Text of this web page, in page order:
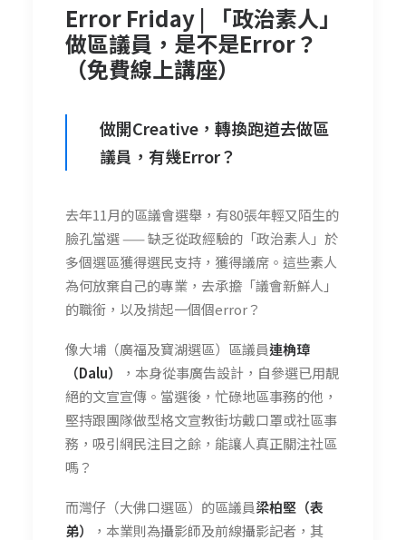
Error Friday | 「政治素人」
做區議員，是不是Error？
（免費線上講座）
做開Creative，轉換跑道去做區
議員，有幾Error？
去年11月的區議會選舉，有80張年輕又陌生的
臉孔當選 —— 缺乏從政經驗的「政治素人」於
多個選區獲得選民支持，獲得議席。這些素人
為何放棄自己的專業，去承擔「議會新鮮人」
的職銜，以及揹起一個個error？
像大埔（廣福及寶湖選區）區議員連桷璋
（Dalu）
，本身從事廣告設計，自參選已用靚
絕的文宣宣傳。當選後，忙碌地區事務的他，
堅持跟團隊做型格文宣教街坊戴口罩或社區事
務，吸引網民注目之餘，能讓人真正關注社區
嗎？
而灣仔（大佛口選區）的區議員梁柏堅（表
弟）
，本業則為攝影師及前線攝影記者，其